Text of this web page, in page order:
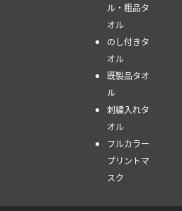
ル・粗品タ
オル
のし付きタ
オル
既製品タオ
ル
刺繍入れタ
オル
フルカラー
プリントマ
スク